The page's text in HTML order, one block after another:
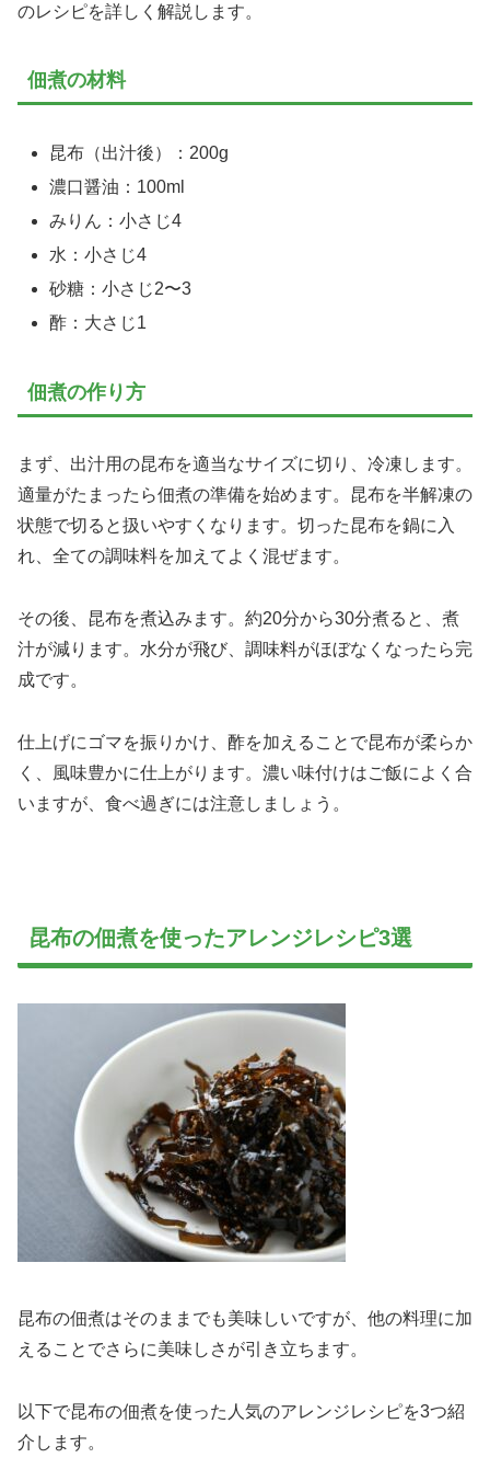
のレシピを詳しく解説します。
佃煮の材料
昆布（出汁後）：200g
濃口醤油：100ml
みりん：小さじ4
水：小さじ4
砂糖：小さじ2〜3
酢：大さじ1
佃煮の作り方
まず、出汁用の昆布を適当なサイズに切り、冷凍します。
適量がたまったら佃煮の準備を始めます。昆布を半解凍の
状態で切ると扱いやすくなります。切った昆布を鍋に入
れ、全ての調味料を加えてよく混ぜます。
その後、昆布を煮込みます。約20分から30分煮ると、煮
汁が減ります。水分が飛び、調味料がほぼなくなったら完
成です。
仕上げにゴマを振りかけ、酢を加えることで昆布が柔らか
く、風味豊かに仕上がります。濃い味付けはご飯によく合
いますが、食べ過ぎには注意しましょう。
昆布の佃煮を使ったアレンジレシピ3選
昆布の佃煮はそのままでも美味しいですが、他の料理に加
えることでさらに美味しさが引き立ちます。
以下で昆布の佃煮を使った人気のアレンジレシピを3つ紹
介します。